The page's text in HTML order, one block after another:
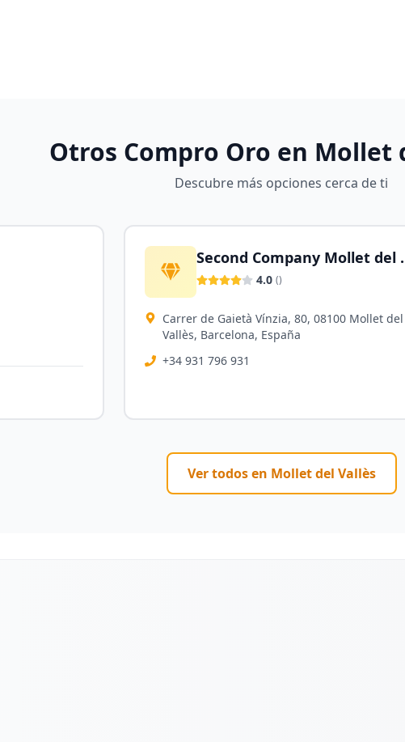
Otros Compro Oro en Mollet
Descubre más opciones cerca de ti
4.0 ()
Carrer de Gaietà Vínzia, 80, 08100 Mollet del
Vallès, Barcelona, España
+34 931 796 931
Ver todos en Mollet del Vallès